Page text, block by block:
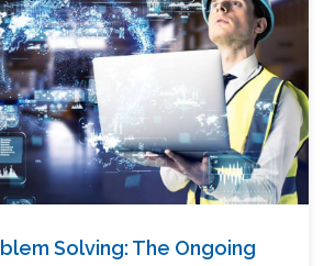
Solving: The Ongoing